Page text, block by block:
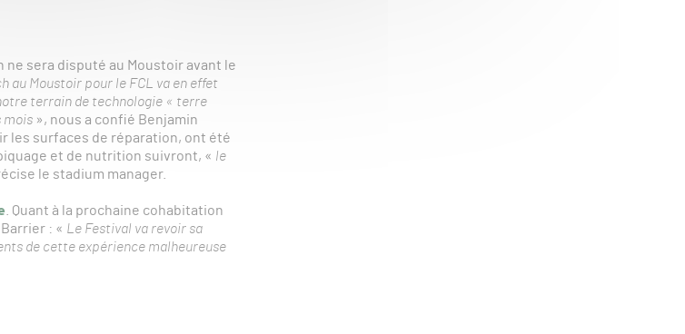
sera disputé au Moustoir avant le
au Moustoir pour le FCL va en effet
terrain de technologie « terre
mois », nous a confié Benjamin
les surfaces de réparation, ont été
et de nutrition suivront, « le
le stadium manager.
. Quant à la prochaine cohabitation
: « Le Festival va revoir sa
de cette expérience malheureuse